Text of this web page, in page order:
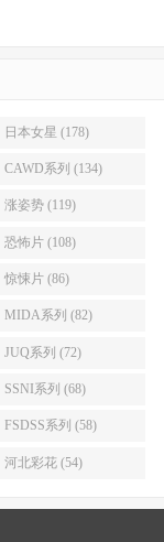
日本女星 (178)
CAWD系列 (134)
涨姿势 (119)
恐怖片 (108)
惊悚片 (86)
MIDA系列 (82)
JUQ系列 (72)
SSNI系列 (68)
FSDSS系列 (58)
河北彩花 (54)